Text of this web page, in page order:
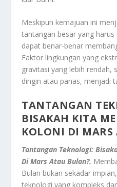
Meskipun kemajuan ini
tantangan besar yang
dapat benar-benar
Faktor lingkungan yang
gravitasi yang lebih rendah,
dingin atau panas, menjadi
TANTANGAN
BISAKAH KITA
KOLONI DI
Tantangan Teknologi:
Di Mars Atau Bulan?.
Bulan bukan sekadar
teknologi yang kompleks